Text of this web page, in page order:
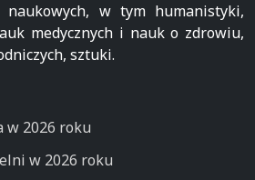
naukowych, w tym humanistyki,
medycznych i nauk o zdrowiu,
sztuki.
w 2026 roku
w 2026 roku